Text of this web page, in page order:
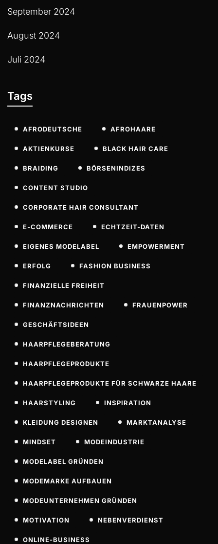
September 2024
August 2024
Juli 2024
Tags
AFRODEUTSCHE AFROHAARE
AKTIENKURSE BLACK HAIR CARE
BRAIDING BÖRSENINDIZES
CONTENT STUDIO
CORPORATE HAIR CONSULTANT
E-COMMERCE ECHTZEIT-DATEN
EIGENES MODELABEL EMPOWERMENT
ERFOLG FASHION BUSINESS
FINANZIELLE FREIHEIT
FINANZNACHRICHTEN FRAUENPOWER
GESCHÄFTSIDEEN
HAARPFLEGEBERATUNG
HAARPFLEGEPRODUKTE
HAARPFLEGEPRODUKTE FÜR SCHWARZE HAARE
HAARSTYLING INSPIRATION
KLEIDUNG DESIGNEN MARKTANALYSE
MINDSET MODEINDUSTRIE
MODELABEL GRÜNDEN
MODEMARKE AUFBAUEN
MODEUNTERNEHMEN GRÜNDEN
MOTIVATION NEBENVERDIENST
ONLINE-BUSINESS